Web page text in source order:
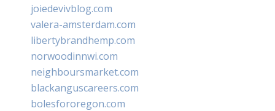
joiedevivblog.com
valera-amsterdam.com
libertybrandhemp.com
norwoodinnwi.com
neighboursmarket.com
blackanguscareers.com
bolesfororegon.com